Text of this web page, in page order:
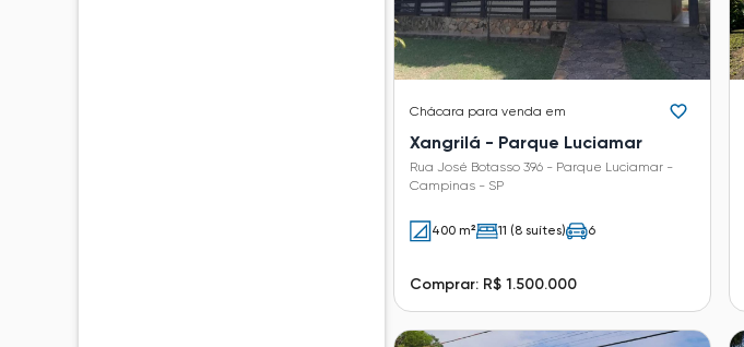
Chácara para venda em
Xangrilá - Parque Luciamar
Rua José Botasso 396 - Parque Luciamar -
Campinas - SP
400 m² 11 (8 suítes) 6
Comprar: R$ 1.500.000